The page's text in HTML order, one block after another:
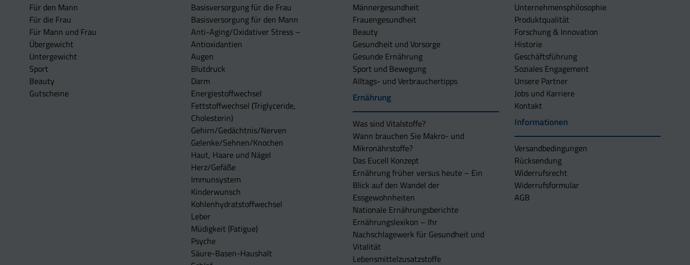
Für den Mann
Für die Frau
Für Mann und Frau
Übergewicht
Untergewicht
Sport
Beauty
Gutscheine
Basisversorgung für die Frau
Basisversorgung für den Mann
Anti-Aging/Oxidativer Stress –
Antioxidantien
Augen
Blutdruck
Darm
Energiestoffwechsel
Fettstoffwechsel (Triglyceride,
Cholesterin)
Gehirn/Gedächtnis/Nerven
Gelenke/Sehnen/Knochen
Haut, Haare und Nägel
Herz/Gefäße
Immunsystem
Kinderwunsch
Kohlenhydratstoffwechsel
Leber
Müdigkeit (Fatigue)
Psyche
Säure-Basen-Haushalt
Männergesundheit
Frauengesundheit
Beauty
Gesundheit und Vorsorge
Gesunde Ernährung
Sport und Bewegung
Alltags- und Verbrauchertipps
Ernährung
Was sind Vitalstoffe?
Wann brauchen Sie Makro- und
Mikronährstoffe?
Das Eucell Konzept
Ernährung früher versus heute – Ein
Blick auf den Wandel der
Essgewohnheiten
Nationale Ernährungsberichte
Ernährungslexikon – Ihr
Nachschlagewerk für Gesundheit und
Vitalität
Lebensmittelzusatzstoffe
Unternehmens­philosophie
Produktqualität
Forschung & Innovation
Historie
Geschäftsführung
Soziales Engagement
Unsere Partner
Jobs und Karriere
Kontakt
Informationen
Versandbedingungen
Rücksendung
Widerrufsrecht
Widerrufsformular
AGB